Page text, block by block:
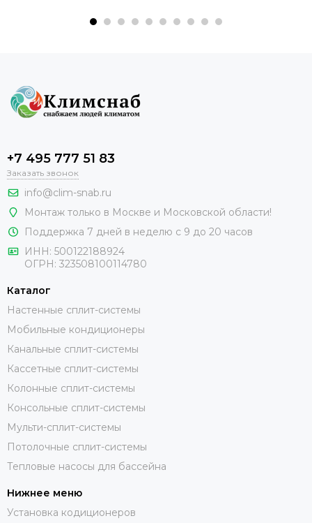
+7 495 777 51 83
Заказать звонок
info@clim-snab.ru
Монтаж только в Москве и Московской области!
Поддержка 7 дней в неделю с 9 до 20 часов
ИНН: 500122188924
ОГРН: 323508100114780
Каталог
Настенные сплит-системы
Мобильные кондиционеры
Канальные сплит-системы
Кассетные сплит-системы
Колонные сплит-системы
Консольные сплит-системы
Мульти-сплит-системы
Потолочные сплит-системы
Тепловые насосы для бассейна
Нижнее меню
Установка кодиционеров